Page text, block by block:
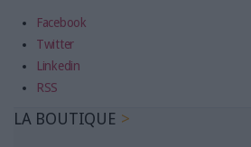
Facebook
Twitter
Linkedin
RSS
LA BOUTIQUE